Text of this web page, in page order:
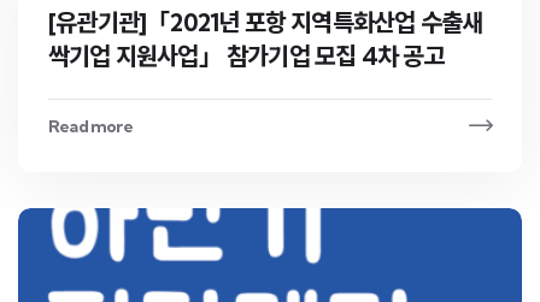
[유관기관]「2021년 포항 지역특화산업 수출새
싹기업 지원사업」 참가기업 모집 4차 공고
Read more